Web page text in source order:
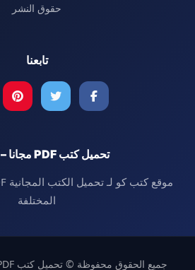
حقوق النشر
تابعنا
تحميل كتب PDF مجانا – كتب كو
المختلفة
جميع الحقوق محفوظة © تحميل كتب PDF مجانا – كتب كو 2026